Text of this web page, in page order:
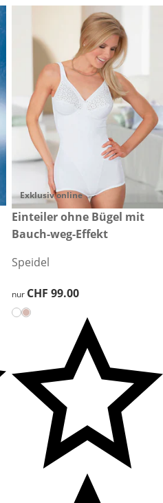
Exklusiv online
CHF 99.00
Einteiler ohne Bügel mit
Bauch-weg-Effekt
Speidel
CHF 99.00
nur CHF 99.00